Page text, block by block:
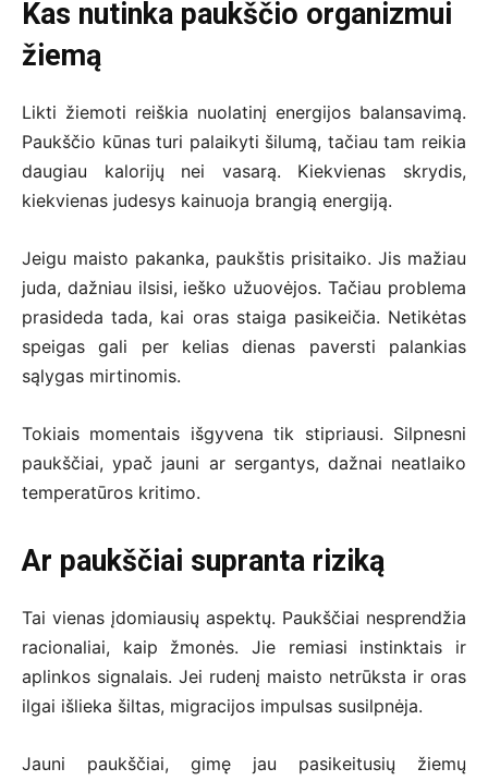
Kas nutinka paukščio organizmui
žiemą
Likti žiemoti reiškia nuolatinį energijos balansavimą.
Paukščio kūnas turi palaikyti šilumą, tačiau tam reikia
daugiau kalorijų nei vasarą. Kiekvienas skrydis,
kiekvienas judesys kainuoja brangią energiją.
Jeigu maisto pakanka, paukštis prisitaiko. Jis mažiau
juda, dažniau ilsisi, ieško užuovėjos. Tačiau problema
prasideda tada, kai oras staiga pasikeičia. Netikėtas
speigas gali per kelias dienas paversti palankias
sąlygas mirtinomis.
Tokiais momentais išgyvena tik stipriausi. Silpnesni
paukščiai, ypač jauni ar sergantys, dažnai neatlaiko
temperatūros kritimo.
Ar paukščiai supranta riziką
Tai vienas įdomiausių aspektų. Paukščiai nesprendžia
racionaliai, kaip žmonės. Jie remiasi instinktais ir
aplinkos signalais. Jei rudenį maisto netrūksta ir oras
ilgai išlieka šiltas, migracijos impulsas susilpnėja.
Jauni paukščiai, gimę jau pasikeitusių žiemų